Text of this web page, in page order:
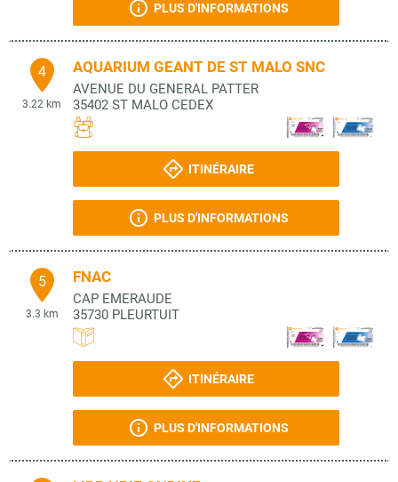
PLUS D'INFORMATIONS
4
3.22 km
AQUARIUM GEANT DE ST MALO SNC
AVENUE DU GENERAL PATTER
35402 ST MALO CEDEX
ITINÉRAIRE
PLUS D'INFORMATIONS
5
3.3 km
FNAC
CAP EMERAUDE
35730 PLEURTUIT
ITINÉRAIRE
PLUS D'INFORMATIONS